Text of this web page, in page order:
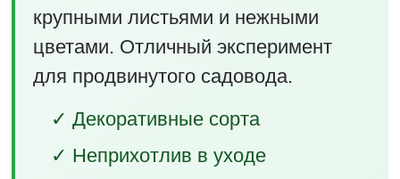
крупными листьями и нежными
цветами. Отличный эксперимент
для продвинутого садовода.
✓ Декоративные сорта
✓ Неприхотлив в уходе